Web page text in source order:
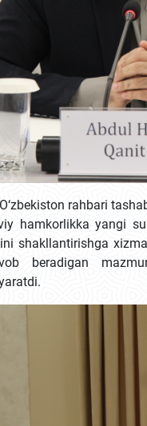
O‘zbekiston rahbari
hamkorlikka yangi
shakllantirishga
beradigan